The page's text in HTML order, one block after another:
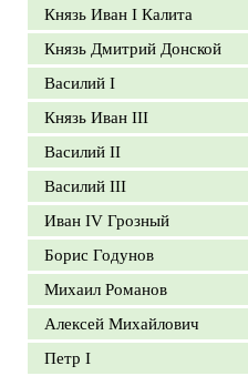
Князь Иван I Калита
Князь Дмитрий Донской
Василий I
Князь Иван III
Василий II
Василий III
Иван IV Грозный
Борис Годунов
Михаил Романов
Алексей Михайлович
Петр I